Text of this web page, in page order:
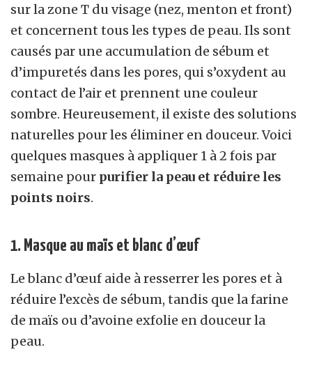
sur la zone T du visage (nez, menton et front)
et concernent tous les types de peau. Ils sont
causés par une accumulation de sébum et
d’impuretés dans les pores, qui s’oxydent au
contact de l’air et prennent une couleur
sombre. Heureusement, il existe des solutions
naturelles pour les éliminer en douceur. Voici
quelques masques à appliquer 1 à 2 fois par
semaine pour purifier la peau et réduire les
points noirs.
1. Masque au maïs et blanc d’œuf
Le blanc d’œuf aide à resserrer les pores et à
réduire l’excès de sébum, tandis que la farine
de maïs ou d’avoine exfolie en douceur la
peau.